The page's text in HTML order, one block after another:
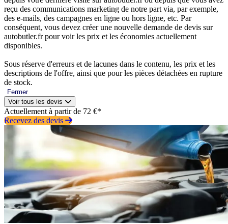
reçu des communications marketing de notre part via, par exemple,
des e-mails, des campagnes en ligne ou hors ligne, etc. Par
conséquent, vous devez créer une nouvelle demande de devis sur
autobutler.fr pour voir les prix et les économies actuellement
disponibles.
Sous réserve d'erreurs et de lacunes dans le contenu, les prix et les
descriptions de l'offre, ainsi que pour les pièces détachées en rupture
de stock.
Fermer
Voir tous les devis
Actuellement à partir de 72 €*
Recevez des devis